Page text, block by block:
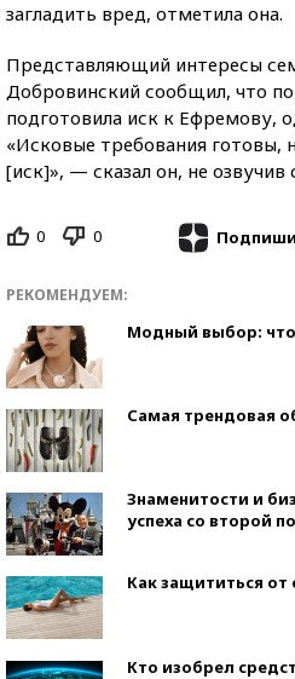
загладить вред, отметила она.
Представляющий интересы
Добровинский сообщил, что
подготовила иск к Ефремову,
«Исковые требования готовы,
[иск]», — сказал он, не озвучив
0 0
РЕКОМЕНДУЕМ:
Модный выбор: что
Самая трендовая
Знаменитости и
успеха со второй
Как защититься от
Кто изобрел